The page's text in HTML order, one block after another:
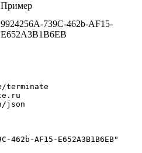
Пример
9924256A-739C-462b-AF15-
E652A3B1B6EB
terminate
json
462b-AF15-E652A3B1B6EB"